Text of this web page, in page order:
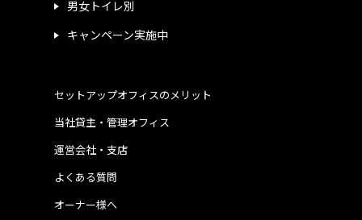
男女トイレ別
キャンペーン実施中
運営会社・支店
よくある質問
当社貸主・管理オフィス
オーナー様へ
セットアップオフィスのメリット